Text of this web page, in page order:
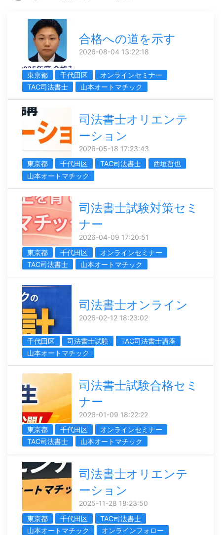
合格への道を示す
2026-08-04 13:22:18
東京都 千代田区
オンラインセミナー
TAC司法書士
山本オートマチック
司法書士オリエンテ
ーション
2026-05-18 17:23:43
東京都
千代田区 TAC司法書士
西垣哲也
山本オートマチック
司法書士試験対策セミ
ナー
2026-04-09 17:20:51
東京都
千代田区
オンラインセミナー
TAC司法書士
山本オートマチック
司法書士オンライン
2026-02-12 18:23:02
千代田区 司法書士試験
TAC司法書士講座
山本オートマチック
司法書士試験合格セミ
ナー
2026-01-09 18:22:22
東京都
千代田区
オンラインセミナー
TAC司法書士
山本オートマチック
司法書士オリエンテ
ーション
2025-11-28 18:23:50
東京都
千代田区
TAC司法書士
山本オートマチック
オンラインフォロー